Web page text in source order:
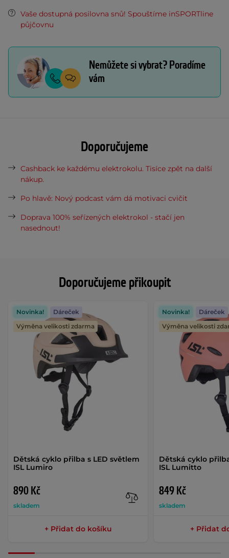
Doporučujeme přikoupit
Dětská cyklo přilba s LED světlem
ISL Lumiro
890 Kč
skladem
Novinka!
Dáreček
Výměna velikosti zdarma
+ Přidat do košíku
Dětská cyklo
ISL Lumitto
849 Kč
skladem
Novinka!
Dáreček
Výměna velikosti
+ Přidat
Vaše dostupná posilovna snů! Spouštíme inSPORTline
půjčovnu
Nemůžete si vybrat? Poradíme
vám
Doporučujeme
Cashback ke každému elektrokolu. Tisíce zpět na další
nákup.
Po hlavě: Nový podcast vám dá motivaci cvičit
Doprava 100% seřízených elektrokol - stačí jen
nasednout!